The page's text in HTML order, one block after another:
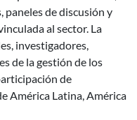
de discusión y
al sector. La
investigadores,
de la gestión de los
de
América Latina, América